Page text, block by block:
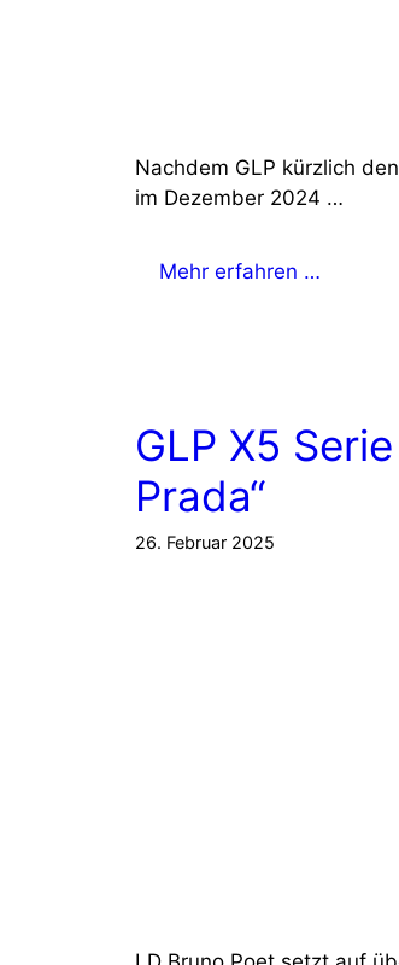
Nachdem GLP kürzlich
im Dezember 2024 …
Mehr erfahren …
GLP X5
Prada“
26. Februar 2025